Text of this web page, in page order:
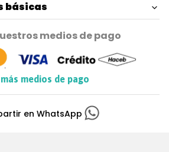
básicas
medios de pago
medios de pago